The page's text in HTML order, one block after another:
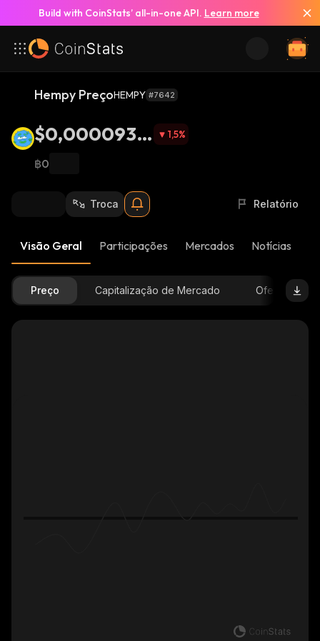
Build with CoinStats’ all-in-one API. Learn more
Hempy PreçoHEMPY #7642
$0,0000932
8
1,5%
฿0
Troca Relatório
Visão Geral Participações Mercados Notícias
Preço Capitalização de Mercado Oferta